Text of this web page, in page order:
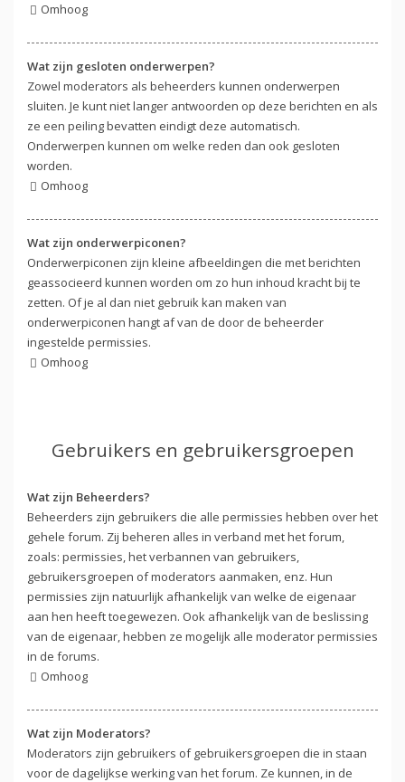
Omhoog
Wat zijn gesloten onderwerpen?
Zowel moderators als beheerders kunnen onderwerpen
sluiten. Je kunt niet langer antwoorden op deze berichten en als
ze een peiling bevatten eindigt deze automatisch.
Onderwerpen kunnen om welke reden dan ook gesloten
worden.
Omhoog
Wat zijn onderwerpiconen?
Onderwerpiconen zijn kleine afbeeldingen die met berichten
geassocieerd kunnen worden om zo hun inhoud kracht bij te
zetten. Of je al dan niet gebruik kan maken van
onderwerpiconen hangt af van de door de beheerder
ingestelde permissies.
Omhoog
Gebruikers en gebruikersgroepen
Wat zijn Beheerders?
Beheerders zijn gebruikers die alle permissies hebben over het
gehele forum. Zij beheren alles in verband met het forum,
zoals: permissies, het verbannen van gebruikers,
gebruikersgroepen of moderators aanmaken, enz. Hun
permissies zijn natuurlijk afhankelijk van welke de eigenaar
aan hen heeft toegewezen. Ook afhankelijk van de beslissing
van de eigenaar, hebben ze mogelijk alle moderator permissies
in de forums.
Omhoog
Wat zijn Moderators?
Moderators zijn gebruikers of gebruikersgroepen die in staan
voor de dagelijkse werking van het forum. Ze kunnen, in de